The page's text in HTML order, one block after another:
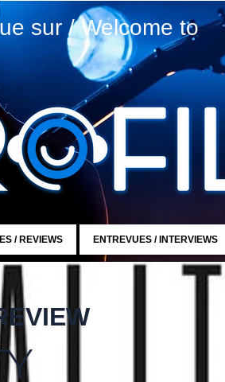
sur / Welcome to
/ REVIEWS ENTREVUES / INTERVIEWS